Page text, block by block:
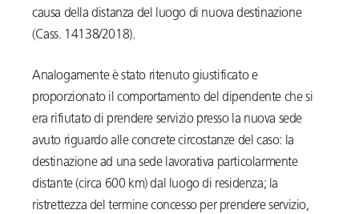
causa della distanza del luogo di nuova destinazione
(Cass. 14138/2018).
Analogamente è stato ritenuto giustificato e
proporzionato il comportamento del dipendente che si
era rifiutato di prendere servizio presso la nuova sede
avuto riguardo alle concrete circostanze del caso: la
destinazione ad una sede lavorativa particolarmente
distante (circa 600 km) dal luogo di residenza; la
ristrettezza del termine concesso per prendere servizio,